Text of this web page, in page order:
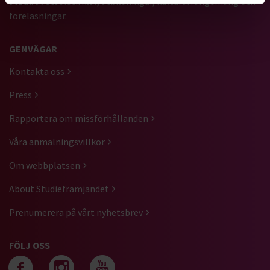
föreläsningar.
GENVÄGAR
Kontakta oss
Press
Rapportera om missförhållanden
Våra anmälningsvillkor
Om webbplatsen
About Studiefrämjandet
Prenumerera på vårt nyhetsbrev
FÖLJ OSS